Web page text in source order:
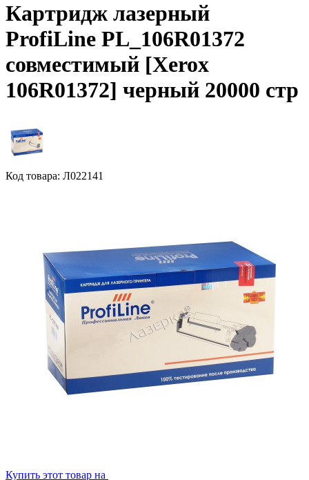
Картридж лазерный
ProfiLine PL_106R01372
совместимый [Xerox
106R01372] черный 20000 стр
Код товара: Л022141
Купить этот товар на